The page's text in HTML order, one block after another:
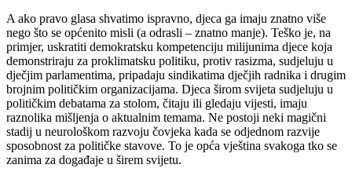
A ako pravo glasa shvatimo ispravno, djeca ga imaju znatno više
nego što se općenito misli (a odrasli – znatno manje). Teško je, na
primjer, uskratiti demokratsku kompetenciju milijunima djece koja
demonstriraju za proklimatsku politiku, protiv rasizma, sudjeluju u
dječjim parlamentima, pripadaju sindikatima dječjih radnika i drugim
brojnim političkim organizacijama. Djeca širom svijeta sudjeluju u
političkim debatama za stolom, čitaju ili gledaju vijesti, imaju
raznolika mišljenja o aktualnim temama. Ne postoji neki magični
stadij u neurološkom razvoju čovjeka kada se odjednom razvije
sposobnost za političke stavove. To je opća vještina svakoga tko se
zanima za događaje u širem svijetu.